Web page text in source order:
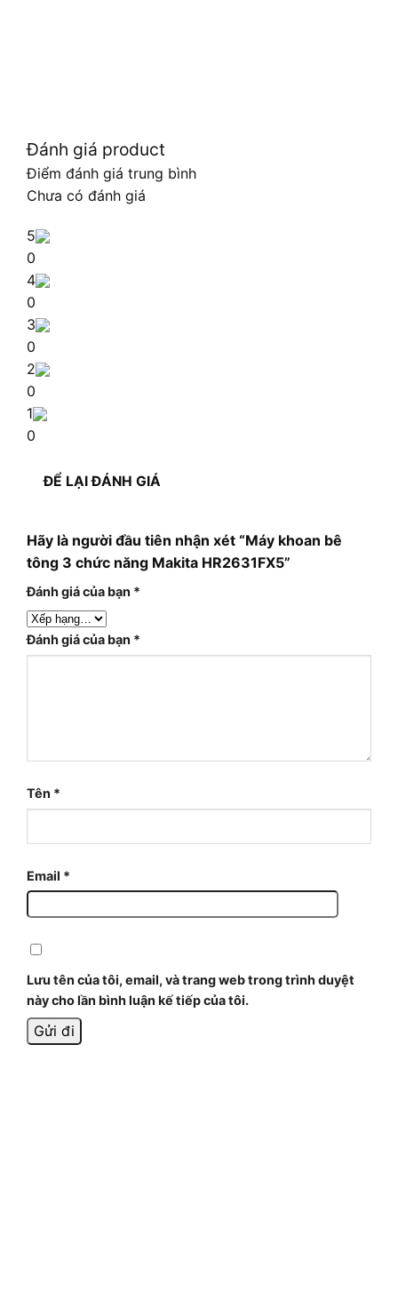
Đánh giá product
Điểm đánh giá trung bình
Chưa có đánh giá
5
0
4
0
3
0
2
0
1
0
ĐỂ LẠI ĐÁNH GIÁ
Hãy là người đầu tiên nhận xét “Máy khoan bê
tông 3 chức năng Makita HR2631FX5”
Đánh giá của bạn *
Đánh giá của bạn *
Tên *
Email *
Lưu tên của tôi, email, và trang web trong trình duyệt
này cho lần bình luận kế tiếp của tôi.